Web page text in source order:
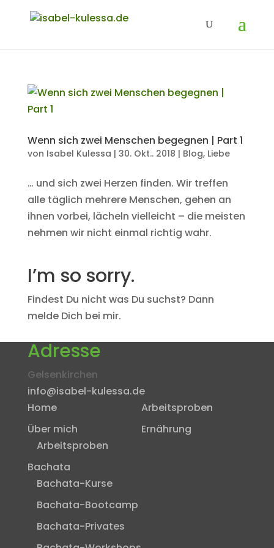
Wenn sich zwei Menschen begegnen | Part 1
von Isabel Kulessa | 30. Okt.. 2018 | Blog, Liebe
… und sich zwei Herzen finden. Wir treffen
alle täglich mehrere Menschen, gehen an
ihnen vorbei, lächeln vielleicht – die meisten
nehmen wir nicht einmal richtig wahr.
I’m so sorry.
Findest Du nicht was Du suchst? Dann
melde Dich bei mir.
Adresse
Gelsenkirchen
info@isabel-kulessa.de
Home
Über mich
Arbeitsproben
Bachata
Bachata-Kurse
Bachata-Bootcamp
Bachata-Privates
Arbeitsproben
Ernährung